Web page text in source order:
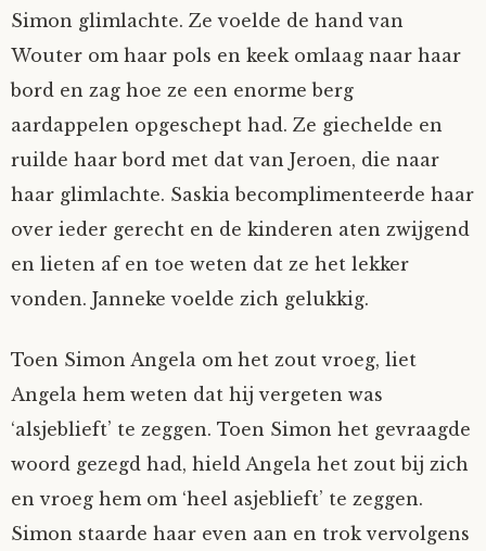
Simon glimlachte. Ze voelde de hand van
Wouter om haar pols en keek omlaag naar haar
bord en zag hoe ze een enorme berg
aardappelen opgeschept had. Ze giechelde en
ruilde haar bord met dat van Jeroen, die naar
haar glimlachte. Saskia becomplimenteerde haar
over ieder gerecht en de kinderen aten zwijgend
en lieten af en toe weten dat ze het lekker
vonden. Janneke voelde zich gelukkig.
Toen Simon Angela om het zout vroeg, liet
Angela hem weten dat hij vergeten was
‘alsjeblieft’ te zeggen. Toen Simon het gevraagde
woord gezegd had, hield Angela het zout bij zich
en vroeg hem om ‘heel asjeblieft’ te zeggen.
Simon staarde haar even aan en trok vervolgens